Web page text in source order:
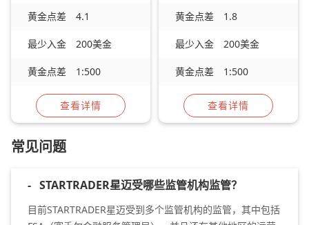
黄金点差 4.1
最少入金 200美金
黄金点差 1:500
查看详情
黄金点差 1.8
最少入金 200美金
黄金点差 1:500
查看详情
常见问题
- STARTRADER星迈受哪些监管机构监管？
目前STARTRADER星迈受到多个监管机构的监管，其中包括